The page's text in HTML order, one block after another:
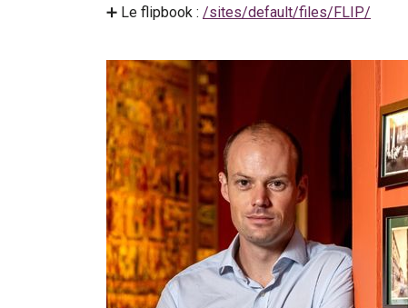
➕ Le flipbook : /sites/default/files/FLIP/